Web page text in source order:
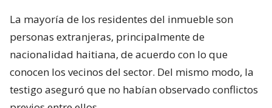
La mayoría de los residentes del inmueble son
personas extranjeras, principalmente de
nacionalidad haitiana, de acuerdo con lo que
conocen los vecinos del sector. Del mismo modo, la
testigo aseguró que no habían observado conflictos